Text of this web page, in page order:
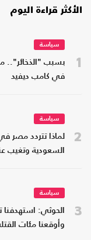
الأكثر قراءة اليوم
1
سياسة
بسبب "الذخائر"..
في كامب ديفيد
2
سياسة
لماذا تتردد مصر
السعودية وتغيب
3
سياسة
الحوثي:
وأوقعنا مئات